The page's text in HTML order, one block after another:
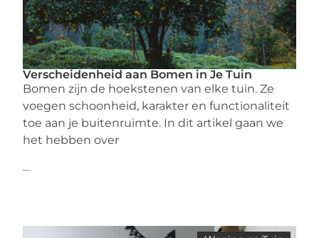
Verscheidenheid aan Bomen in Je Tuin
Bomen zijn de hoekstenen van elke tuin. Ze
voegen schoonheid, karakter en functionaliteit
toe aan je buitenruimte. In dit artikel gaan we
het hebben over
...